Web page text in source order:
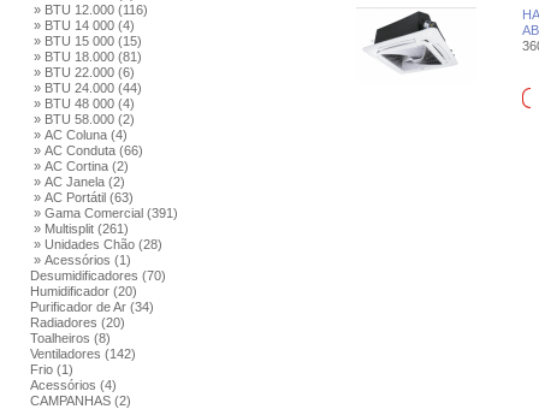
» BTU 12.000 (116)
» BTU 14 000 (4)
» BTU 15 000 (15)
» BTU 18.000 (81)
» BTU 22.000 (6)
» BTU 24.000 (44)
» BTU 48 000 (4)
» BTU 58.000 (2)
» AC Coluna (4)
» AC Conduta (66)
» AC Cortina (2)
» AC Janela (2)
» AC Portátil (63)
» Gama Comercial (391)
» Multisplit (261)
» Unidades Chão (28)
» Acessórios (1)
Desumidificadores (70)
Humidificador (20)
Purificador de Ar (34)
Radiadores (20)
Toalheiros (8)
Ventiladores (142)
Frio (1)
Acessórios (4)
CAMPANHAS (2)